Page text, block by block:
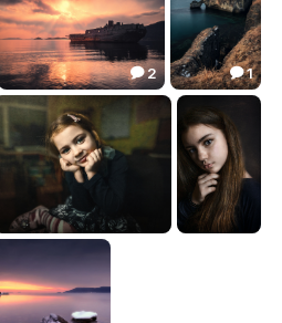
***
50.78
 2
***
33.62
 1
Доминика
32.23